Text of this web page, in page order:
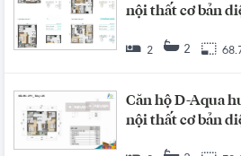
nội thất cơ bản
2 2
Căn hộ D-Aqua
nội thất cơ bản